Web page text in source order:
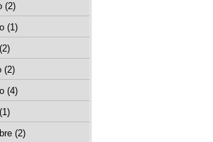
(2)
(1)
(2)
(4)
(2)